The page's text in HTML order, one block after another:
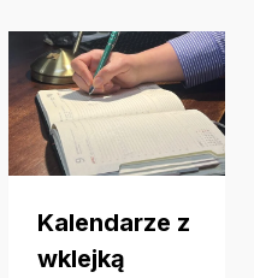
Kalendarze z
wklejką